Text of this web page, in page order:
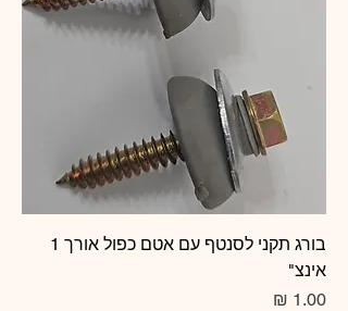
בורג תקני לסנטף עם אטם כפול אורך 1
אינצ"
מחיר